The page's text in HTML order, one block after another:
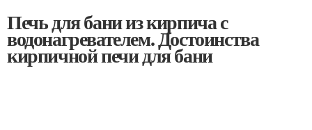
Печь для бани из кирпича с
водонагревателем. Достоинства
кирпичной печи для бани